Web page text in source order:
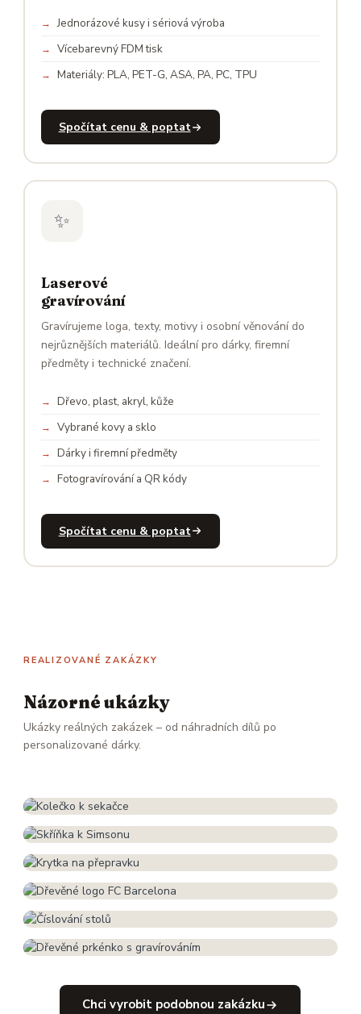
Jednorázové kusy i sériová výroba
Vícebarevný FDM tisk
Materiály: PLA, PET-G, ASA, PA, PC, TPU
Spočítat cenu & poptat
✨
Laserové
gravírování
Gravírujeme loga, texty, motivy i osobní věnování do
nejrůznějších materiálů. Ideální pro dárky, firemní
předměty i technické značení.
Dřevo, plast, akryl, kůže
Vybrané kovy a sklo
Dárky i firemní předměty
Fotogravírování a QR kódy
Spočítat cenu & poptat
REALIZOVANÉ ZAKÁZKY
Názorné ukázky
Ukázky reálných zakázek – od náhradních dílů po
personalizované dárky.
3D TISK · NÁHRADNÍ DÍL
Kolečko k sekačce
3D TISK · ZAKÁZKA
Skříňka k Simsonu na věci
3D TISK · TECHNICKÝ DÍL
Krytka na přepravku
GRAVÍROVÁNÍ · DŘEVO
Dřevěné logo FC Barcelona
GRAVÍROVÁNÍ · FIREMNÍ
Dřevěné prkénko s gravírováním
Chci vyrobit podobnou zakázku